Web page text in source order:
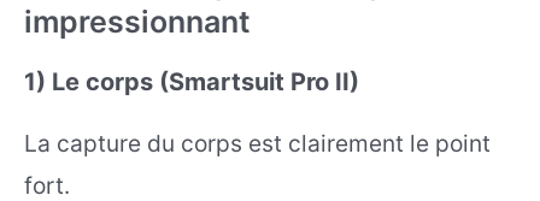
impressionnant
1) Le corps (Smartsuit Pro II)
La capture du corps est clairement le point
fort.